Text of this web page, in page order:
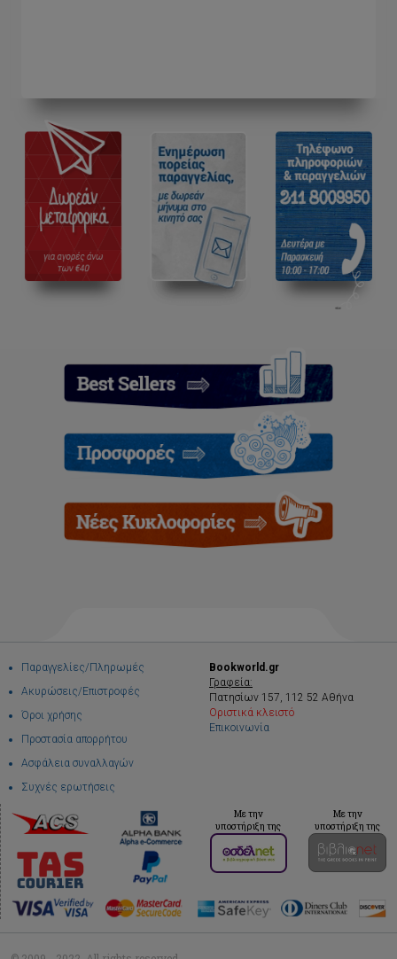
Παραγγελίες/Πληρωμές
Ακυρώσεις/Επιστροφές
Όροι χρήσης
Προστασία απορρήτου
Ασφάλεια συναλλαγών
Συχνές ερωτήσεις
Bookworld.gr
Γραφεία:
Πατησίων 157, 112 52 Αθήνα
Οριστικά κλειστό
Επικοινωνία
Με την
υποστήριξη της
Με την
υποστήριξη της